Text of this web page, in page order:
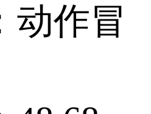
动作冒